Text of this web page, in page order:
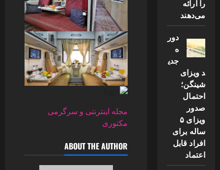
مجله اینترنتی و سرگرمی
مکتوری
ABOUT THE AUTHOR
را ارائه
می‌دهند
دور
ه
جدی
د ویزای
شینگن؛
احتمال
صدور
ویزای ۵
ساله برای
افراد قابل
اعتماد